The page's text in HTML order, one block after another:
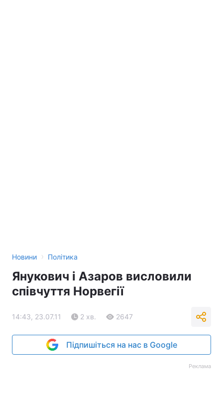
Новини › Політика
Янукович і Азаров висловили
співчуття Норвегії
14:43, 23.07.11 2 хв. 2647
Підпишіться на нас в Google
Реклама